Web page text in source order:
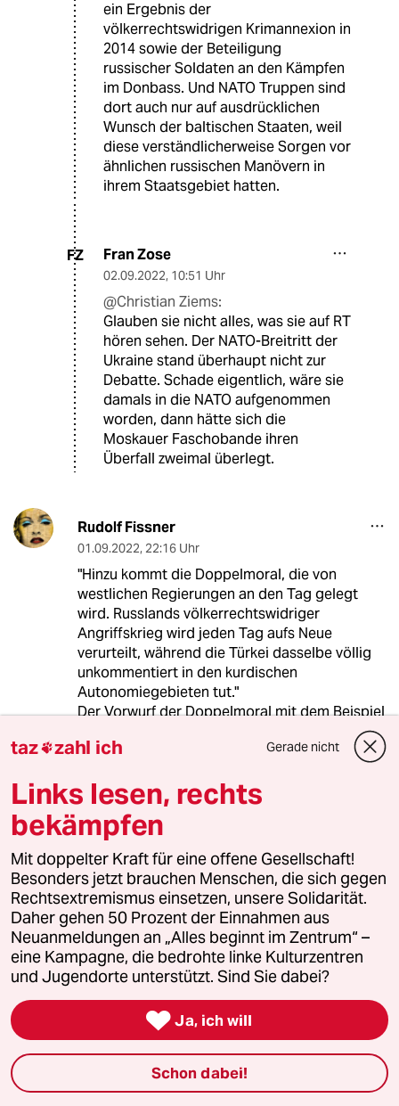
ein Ergebnis der
völkerrechtswidrigen Krimannexion in
2014 sowie der Beteiligung
russischer Soldaten an den Kämpfen
im Donbass. Und NATO Truppen sind
dort auch nur auf ausdrücklichen
Wunsch der baltischen Staaten, weil
diese verständlicherweise Sorgen vor
ähnlichen russischen Manövern in
ihrem Staatsgebiet hatten.
FZ Fran Zose
02.09.2022, 10:51 Uhr
@Christian Ziems:
Glauben sie nicht alles, was sie auf RT
hören sehen. Der NATO-Breitritt der
Ukraine stand überhaupt nicht zur
Debatte. Schade eigentlich, wäre sie
damals in die NATO aufgenommen
worden, dann hätte sich die
Moskauer Faschobande ihren
Überfall zweimal überlegt.
Rudolf Fissner
01.09.2022, 22:16 Uhr
"Hinzu kommt die Doppelmoral, die von
westlichen Regierungen an den Tag gelegt
wird. Russlands völkerrechtswidriger
Angriffskrieg wird jeden Tag aufs Neue
verurteilt, während die Türkei dasselbe völlig
unkommentiert in den kurdischen
Autonomiegebieten tut."
Der Vorwurf der Doppelmoral mit dem Beispiel
des kurdisch-türkischen Konflikts ist selber
Doppelmoral, wenn man bedenkt, dass über
davon getötet, von der Partei die von den
Kritikerinnen unterstützt werden.
Und als die Kurden nach 2015 mit deutschen
Waffen unterstützt wurden, war man
mucksmäuschenstill still.
Die Positionen sind deshalb keine
pazifistischen. Es sind parteiische Positionen
mit dem ollen knallharten antikapitalistischen
Hintergrund, der aber zum zum Überfall
Russlands "keine zufriedenstellende Antwort"
hat.
CZ Christian Ziems
21:34 Uhr
taz zahl ich Gerade nicht
Links lesen, rechts
bekämpfen
Mit doppelter Kraft für eine offene Gesellschaft!
Besonders jetzt brauchen Menschen, die sich gegen
Rechtsextremismus einsetzen, unsere Solidarität.
Daher gehen 50 Prozent der Einnahmen aus
Neuanmeldungen an „Alles beginnt im Zentrum“ –
eine Kampagne, die bedrohte linke Kulturzentren
und Jugendorte unterstützt. Sind Sie dabei?
 Ja, ich will
Schon dabei!